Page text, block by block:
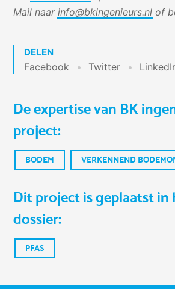
Mail naarinfo@bkingenieurs.nl of
DELEN
Facebook Twitter
De expertise van BK
project:
BODEM VERKENNEND
Dit project is geplaatst in
dossier:
PFAS